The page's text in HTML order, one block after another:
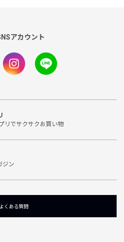
アカウント
リでサクサクお買い物
ジン
よくある質問